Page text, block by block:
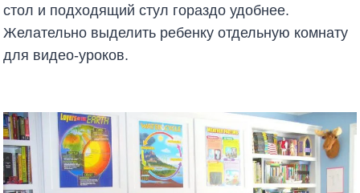
стол и подходящий стул гораздо удобнее.
Желательно выделить ребенку отдельную комнату
для видео-уроков.